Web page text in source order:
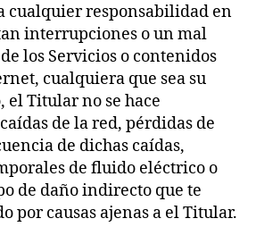
cualquier responsabilidad en
interrupciones o un mal
los Servicios o contenidos
cualquiera que sea su
el Titular no se hace
de la red, pérdidas de
de dichas caídas,
de fluido eléctrico o
de daño indirecto que te
por causas ajenas a el Titular.